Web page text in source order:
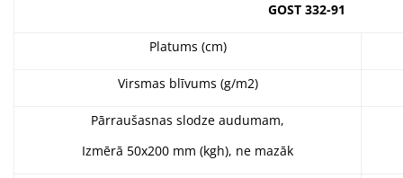
GOST 332-91
Platums (cm)
Virsmas blīvums (g/m2)
Pārraušasnas slodze audumam,
Izmērā 50x200 mm (kgh), ne mazāk